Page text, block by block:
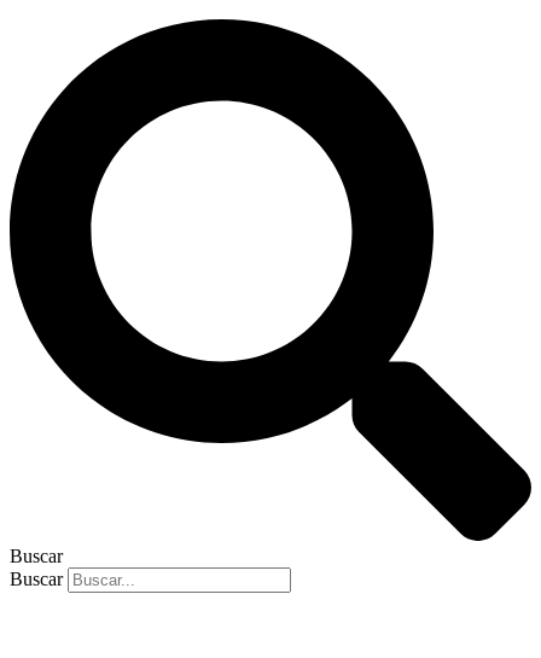
Buscar
Buscar